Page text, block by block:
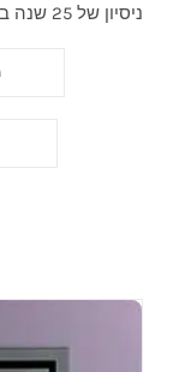
ניסיון של 25 שנה בהתקנת קמיני עץ ברחבי ישראל.